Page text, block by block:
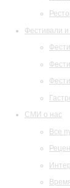
Фестивали и
СМИ о нас
Все